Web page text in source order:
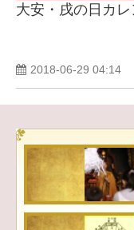
大安・戌の日カレ
2018-06-29 04:14